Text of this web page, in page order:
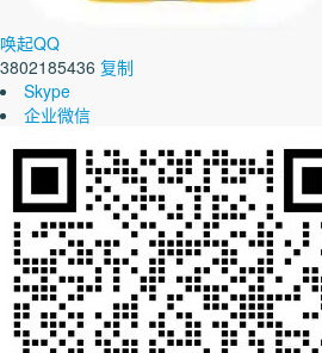
唤起QQ
3802185436 复制
Skype
企业微信